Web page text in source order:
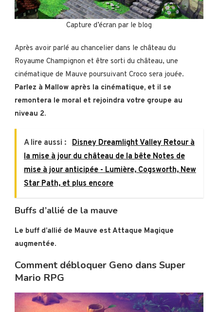
Capture d’écran par le blog
Après avoir parlé au chancelier dans le château du
Royaume Champignon et être sorti du château, une
cinématique de Mauve poursuivant Croco sera jouée.
Parlez à Mallow après la cinématique, et il se
remontera le moral et rejoindra votre groupe au
niveau 2.
A lire aussi :
Disney Dreamlight Valley Retour à
la mise à jour du château de la bête Notes de
mise à jour anticipée - Lumière, Cogsworth, New
Star Path, et plus encore
Buffs d’allié de la mauve
Le buff d’allié de Mauve est Attaque Magique
augmentée.
Comment débloquer Geno dans Super
Mario RPG